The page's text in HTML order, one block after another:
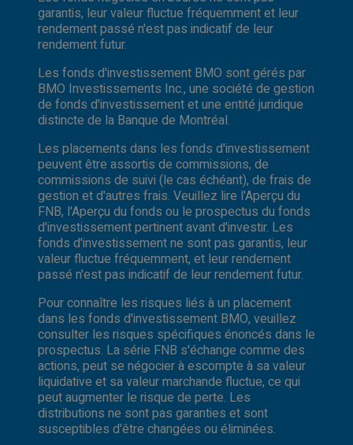
garantis, leur valeur fluctue fréquemment et leur
rendement passé n'est pas indicatif de leur
rendement futur.
Les fonds d'investissement BMO sont gérés par
BMO Investissements Inc., une société de gestion
de fonds d'investissement et une entité juridique
distincte de la Banque de Montréal.
Les placements dans les fonds d'investissement
peuvent être assortis de commissions, de
commissions de suivi (le cas échéant), de frais de
gestion et d'autres frais. Veuillez lire l'Aperçu du
FNB, l'Aperçu du fonds ou le prospectus du fonds
d'investissement pertinent avant d'investir. Les
fonds d'investissement ne sont pas garantis, leur
valeur fluctue fréquemment, et leur rendement
passé n'est pas indicatif de leur rendement futur.
Pour connaître les risques liés à un placement
dans les fonds d'investissement BMO, veuillez
consulter les risques spécifiques énoncés dans le
prospectus. La série FNB s'échange comme des
actions, peut se négocier à escompte à sa valeur
liquidative et sa valeur marchande fluctue, ce qui
peut augmenter le risque de perte. Les
distributions ne sont pas garanties et sont
susceptibles d'être changées ou éliminées.